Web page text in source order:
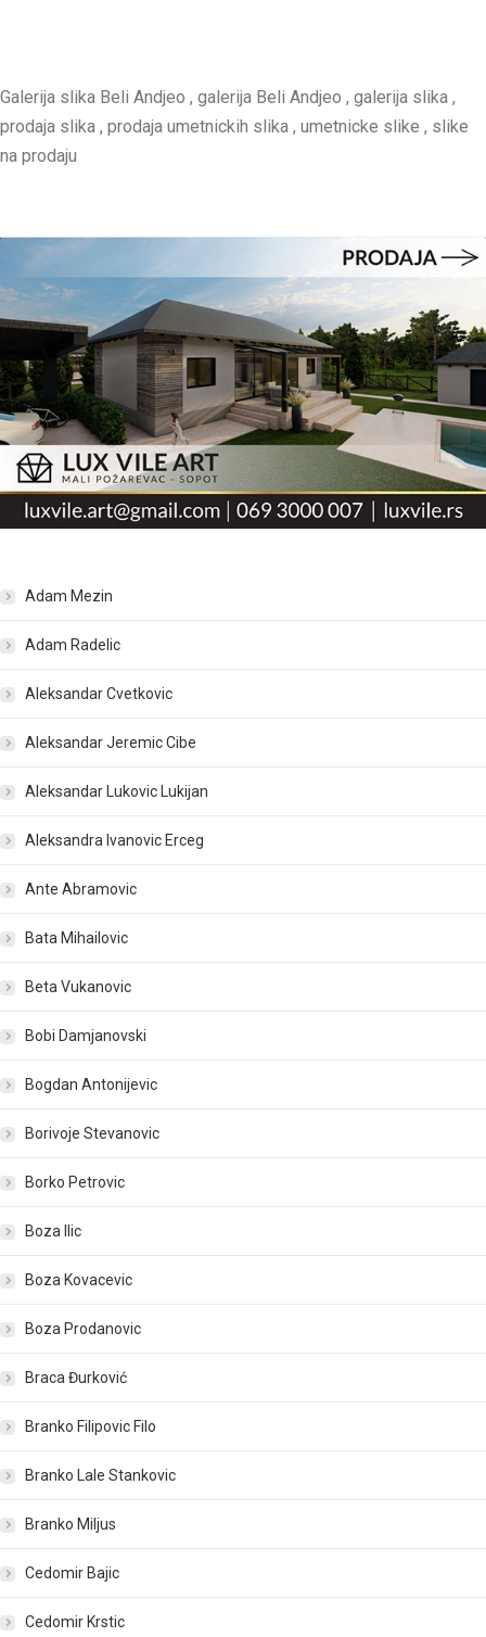
Galerija slika Beli Andjeo , galerija Beli Andjeo , galerija slika ,
prodaja slika , prodaja umetnickih slika , umetnicke slike , slike
na prodaju
Adam Mezin
Adam Radelic
Aleksandar Cvetkovic
Aleksandar Jeremic Cibe
Aleksandar Lukovic Lukijan
Aleksandra Ivanovic Erceg
Ante Abramovic
Bata Mihailovic
Beta Vukanovic
Bobi Damjanovski
Bogdan Antonijevic
Borivoje Stevanovic
Borko Petrovic
Boza Ilic
Boza Kovacevic
Boza Prodanovic
Braca Đurković
Branko Filipovic Filo
Branko Lale Stankovic
Branko Miljus
Cedomir Bajic
Cedomir Krstic